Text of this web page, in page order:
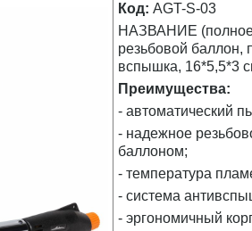
Код: AGT-S-03
НАЗВАНИЕ
резьбовой баллон,
вспышка, 16*5,5*3
Преимущества:
- автоматический
- надежное
баллоном;
- температура
- система
- эргономичный